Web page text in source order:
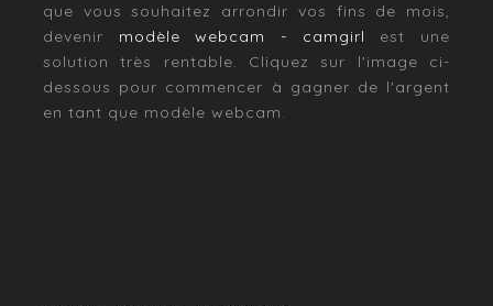
que vous souhaitez arrondir vos fins de mois,
devenir modèle webcam - camgirl est une
solution très rentable. Cliquez sur l'image ci-
dessous pour commencer à gagner de l'argent
en tant que modèle webcam.